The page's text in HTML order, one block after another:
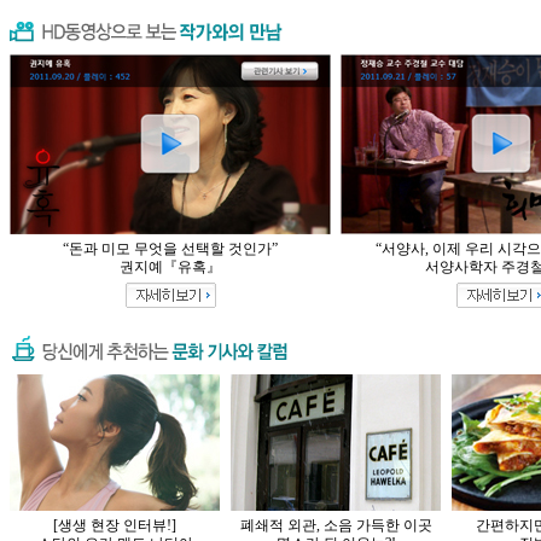
“돈과 미모 무엇을 선택할 것인가”
권지예『유혹』
“서양사, 이제 우리 시각
서양사학자 주경
[생생 현장 인터뷰!]
폐쇄적 외관, 소음 가득한 이곳
간편하지